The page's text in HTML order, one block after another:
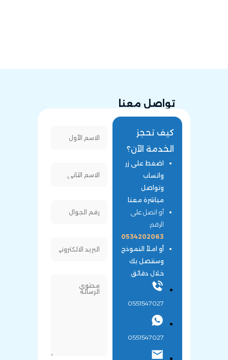
تواصل معنا
كيف تحجز
الخدمة الآن؟
اضغط على زر
واتساب
وتواصل
مباشرة معنا
أو اتصل على
الرقم:
0534202063
أو املأ النموذج
وسنتصل بك
خلال دقائق
0551547027
0551547027